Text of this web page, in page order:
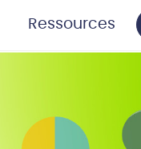
Ressources